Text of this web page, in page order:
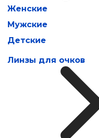
Женские
Мужские
Детские
Линзы для очков